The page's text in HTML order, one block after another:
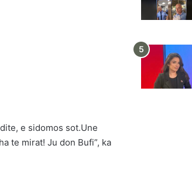
e sidomos sot.Une
te mirat! Ju don Bufi”, ka